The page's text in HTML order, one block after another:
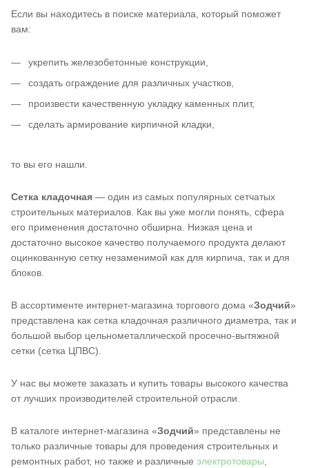
Если вы находитесь в поиске материала, который поможет
вам:
укрепить железобетонные конструкции,
создать ограждение для различных участков,
произвести качественную укладку каменных плит,
сделать армирование кирпичной кладки,
то вы его нашли.
Сетка кладочная — один из самых популярных сетчатых
строительных материалов. Как вы уже могли понять, сфера
его применения достаточно обширна. Низкая цена и
достаточно высокое качество получаемого продукта делают
оцинкованную сетку незаменимой как для кирпича, так и для
блоков.
В ассортименте интернет-магазина торгового дома «Зодчий»
представлена как сетка кладочная различного диаметра, так и
большой выбор цельнометаллической просечно-вытяжной
сетки (сетка ЦПВС).
У нас вы можете заказать и купить товары высокого качества
от лучших производителей строительной отрасли.
В каталоге интернет-магазина «Зодчий» представлены не
только различные товары для проведения строительных и
ремонтных работ, но также и различные электротовары